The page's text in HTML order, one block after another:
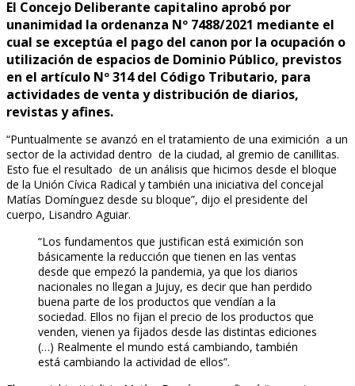
El Concejo Deliberante capitalino aprobó por
unanimidad la ordenanza Nº 7488/2021 mediante el
cual se exceptúa el pago del canon por la ocupación o
utilización de espacios de Dominio Público, previstos
en el artículo Nº 314 del Código Tributario, para
actividades de venta y distribución de diarios,
revistas y afines.
“Puntualmente se avanzó en el tratamiento de una eximición a un
sector de la actividad dentro de la ciudad, al gremio de canillitas.
Esto fue el resultado de un análisis que hicimos desde el bloque
de la Unión Cívica Radical y también una iniciativa del concejal
Matías Domínguez desde su bloque”, dijo el presidente del
cuerpo, Lisandro Aguiar.
“Los fundamentos que justifican está eximición son
básicamente la reducción que tienen en las ventas
desde que empezó la pandemia, ya que los diarios
nacionales no llegan a Jujuy, es decir que han perdido
buena parte de los productos que vendían a la
sociedad. Ellos no fijan el precio de los productos que
venden, vienen ya fijados desde las distintas ediciones
(…) Realmente el mundo está cambiando, también
está cambiando la actividad de ellos”.